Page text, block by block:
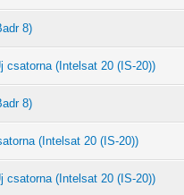
8)
csatorna (Intelsat 20 (IS-20))
8)
(Intelsat 20 (IS-20))
csatorna (Intelsat 20 (IS-20))